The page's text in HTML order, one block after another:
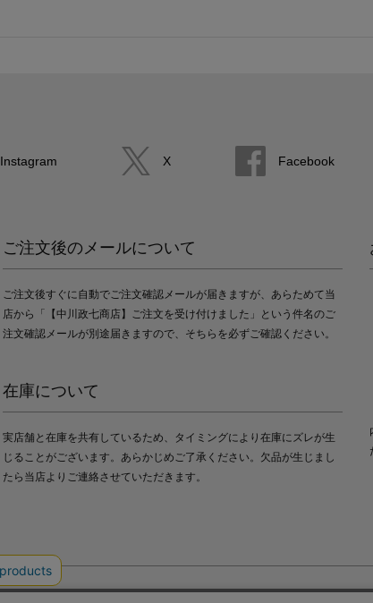
Instagram X Facebook
ご注文後のメールについて
ご注文後すぐに自動でご注文確認メールが届きますが、あらためて当
店から「【中川政七商店】ご注文を受け付けました」という件名のご
注文確認メールが別途届きますので、そちらを必ずご確認ください。
在庫について
実店舗と在庫を共有しているため、タイミングにより在庫にズレが生
じることがございます。あらかじめご了承ください。欠品が生じまし
たら当店よりご連絡させていただきます。